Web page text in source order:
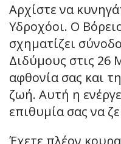
Αρχίστε να
Υδροχόοι. Ο
σχηματίζει
Διδύμους στις 26
αφθονία σας και
ζωή. Αυτή η
επιθυμία σας να
Έχετε πλέον